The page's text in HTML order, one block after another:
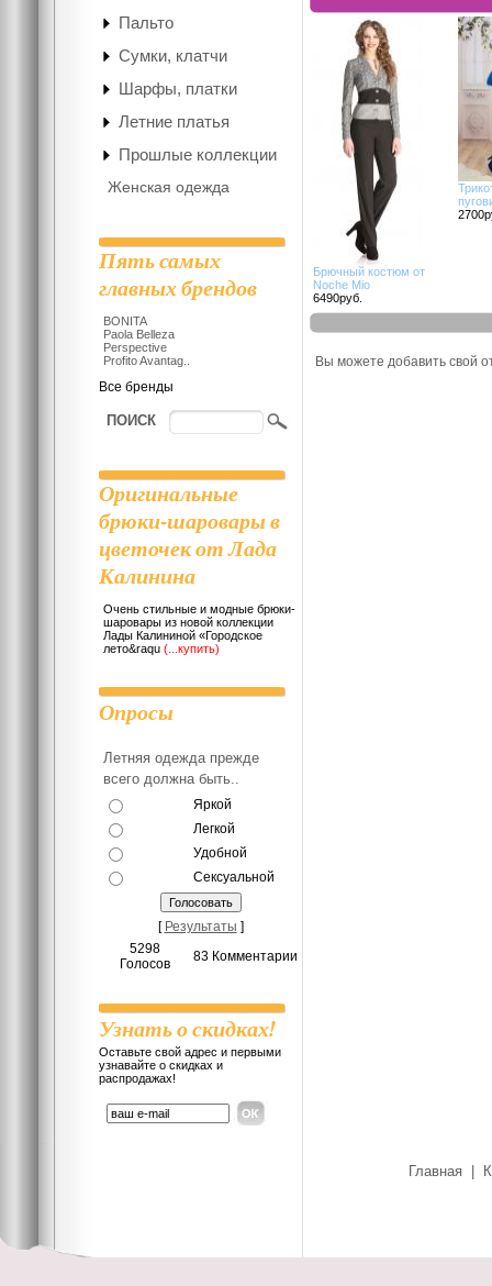
Пальто
Сумки, клатчи
Шарфы, платки
Летние платья
Прошлые коллекции
Женская одежда
Пять самых
главных брендов
BONITA
Paola Belleza
Perspective
Profito Avantag..
Все бренды
ПОИСК
Оригинальные
брюки-шаровары в
цветочек от Лада
Калинина
Очень стильные и модные брюки-
шаровары из новой коллекции
Лады Калининой «Городское
лето&raqu (...купить)
Опросы
Летняя одежда прежде
всего должна быть..
Яркой
Легкой
Удобной
Сексуальной
[ Результаты ]
5298
Голосов
83 Комментарии
Узнать о скидках!
Оставьте свой адрес и первыми
узнавайте о скидках и
распродажах!
Брючный костюм от
Noche Mio
6490руб.
Вы можете добавить свой
Главная